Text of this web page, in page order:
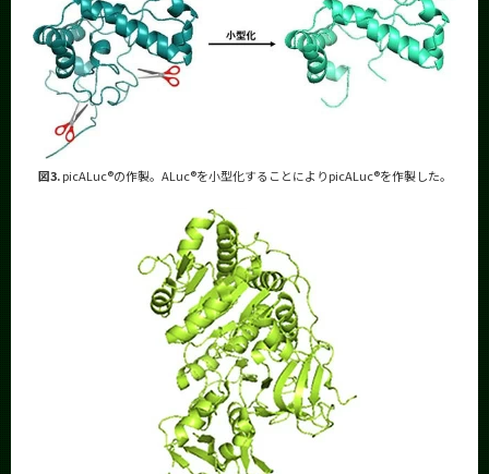
図3.picALuc®の作製。ALuc®を小型化することによりpicALuc®を作製した。